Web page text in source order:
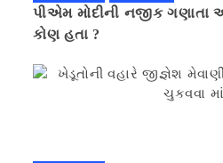
પીએમ મોદીની નજીક ગણાતા
કોણ હતા ?